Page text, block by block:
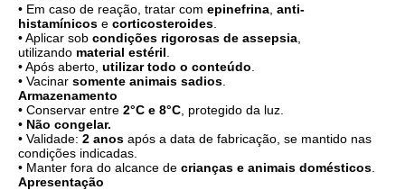
• Em caso de reação, tratar com epinefrina anti-
histamínicos e corticosteroides
• Aplicar sob condições rigorosas de assepsia
utilizando material estéril
• Após aberto, utilizar todo o conteúdo
• Vacinar somente animais sadios
Armazenamento
• Conservar entre 2°C e 8°C , protegido da luz.
• Não congelar.
• Validade: 2 anos após a data de fabricação, se mantido nas
condições indicadas.
• Manter fora do alcance de crianças e animais domésticos
Apresentação